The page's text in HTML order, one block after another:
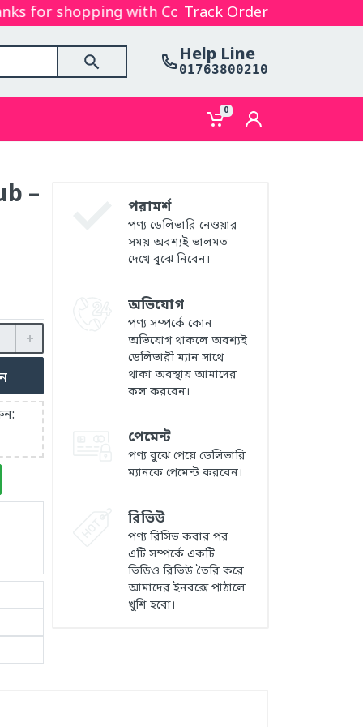
for shopping with Cosmetics Gallery Bd. Hope
Track Order
Help Line
01763800210
0
– পরামর্শ
পণ্য ডেলিভারি নেওয়ার
সময় অবশ্যই ভালমত
দেখে বুঝে নিবেন।
অভিযোগ
পণ্য সম্পর্কে কোন
অভিযোগ থাকলে অবশ্যই
ডেলিভারী ম্যান সাথে
থাকা অবস্থায় আমাদের
কল করবেন।
পেমেন্ট
পণ্য বুঝে পেয়ে ডেলিভারি
ম্যানকে পেমেন্ট করবেন।
রিভিউ
পণ্য রিসিভ করার পর
এটি সম্পর্কে একটি
ভিডিও রিভিউ তৈরি করে
আমাদের ইনবক্সে পাঠালে
খুশি হবো।